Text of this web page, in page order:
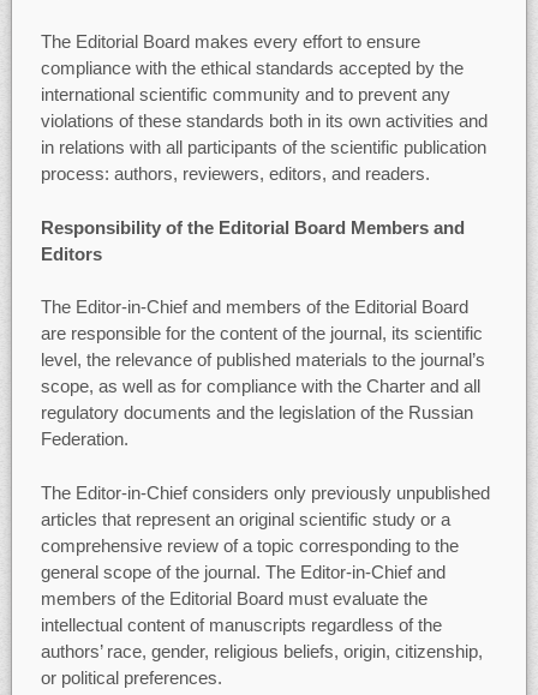
The Editorial Board makes every effort to ensure
compliance with the ethical standards accepted by the
international scientific community and to prevent any
violations of these standards both in its own activities and
in relations with all participants of the scientific publication
process: authors, reviewers, editors, and readers.
Responsibility of the Editorial Board Members and
Editors
The Editor-in-Chief and members of the Editorial Board
are responsible for the content of the journal, its scientific
level, the relevance of published materials to the journal’s
scope, as well as for compliance with the Charter and all
regulatory documents and the legislation of the Russian
Federation.
The Editor-in-Chief considers only previously unpublished
articles that represent an original scientific study or a
comprehensive review of a topic corresponding to the
general scope of the journal. The Editor-in-Chief and
members of the Editorial Board must evaluate the
intellectual content of manuscripts regardless of the
authors’ race, gender, religious beliefs, origin, citizenship,
or political preferences.